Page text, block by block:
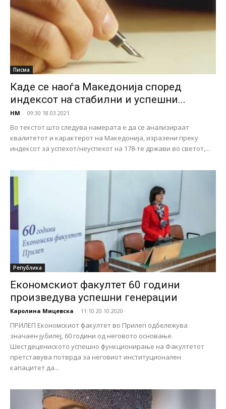
Писма
Каде се наоѓа Македонија според
индексот на стабилни и успешни...
НМ - 09:30 18.03.2021
Во текстот што следува намерата е да се анализираат
квалитетот и карактерот на Македонија, изразени преку
индексот за успехот/неуспехот на 178-те држави во светот,...
Република
Економскиот факултет 60 години
произведува успешни генерации
Каролина Мицевска - 11:10 20.10.2020
ПРИЛЕП Економскиот факултет во Прилеп одбележува
значаен јубилеј, 60 години од неговото основање.
Шестдецениското успешно функционирање на Факултетот
претставува потврда за неговиот институционален
капацитет да...